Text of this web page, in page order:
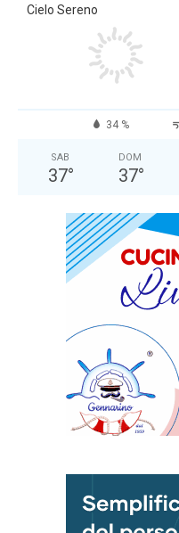
Cielo Sereno
34 %
SAB
37°
DOM
37°